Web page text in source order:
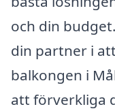
och din
din partner i
balkongen i
att förverkliga